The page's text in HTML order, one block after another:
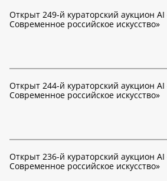
Открыт 249-й кураторский аукцион AI
Современное российское искусство»
Открыт 244-й кураторский аукцион AI
Современное российское искусство»
Открыт 236-й кураторский аукцион AI
Современное российское искусство»